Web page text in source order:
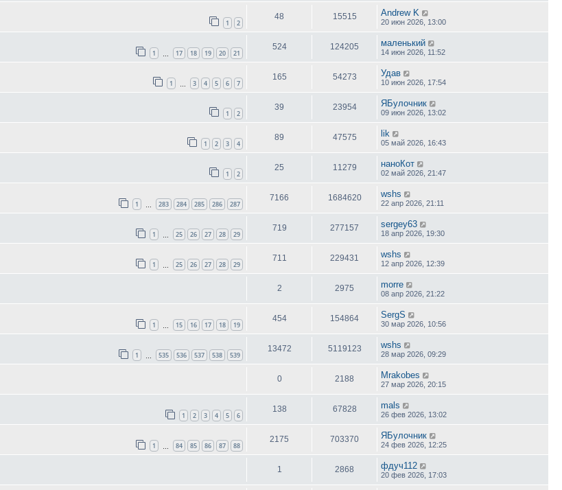
1 2
48 15515 Andrew K
20 июн 2026, 13:00
1 17 18 19 20 21
524 124205 маленький
14 июн 2026, 11:52
1 3 4 5 6 7
165 54273 Удав
10 июн 2026, 17:54
1 2
39 23954 ЯБулочник
09 июн 2026, 13:02
1 2 3 4
89 47575 lik
05 май 2026, 16:43
1 2
25 11279 наноКот
02 май 2026, 21:47
1 283 284 285 286 287
7166 1684620 wshs
22 апр 2026, 21:11
1 25 26 27 28 29
719 277157 sergey63
18 апр 2026, 19:30
1 25 26 27 28 29
711 229431 wshs
12 апр 2026, 12:39
2 2975 morre
08 апр 2026, 21:22
1 15 16 17 18 19
454 154864 SergS
30 мар 2026, 10:56
1 535 536 537 538 539
13472 5119123 wshs
28 мар 2026, 09:29
0 2188 Mrakobes
27 мар 2026, 20:15
1 2 3 4 5 6
138 67828 mals
26 фев 2026, 13:02
1 84 85 86 87 88
2175 703370 ЯБулочник
24 фев 2026, 12:25
1 2868 фдуч112
20 фев 2026, 17:03